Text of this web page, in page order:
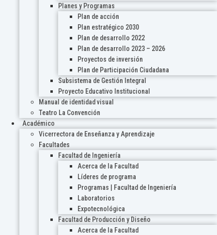
Planes y Programas
Plan de acción
Plan estratégico 2030
Plan de desarrollo 2022
Plan de desarrollo 2023 – 2026
Proyectos de inversión
Plan de Participación Ciudadana
Subsistema de Gestión Integral
Proyecto Educativo Institucional
Manual de identidad visual
Teatro La Convención
Académico
Vicerrectora de Enseñanza y Aprendizaje
Facultades
Facultad de Ingeniería
Acerca de la Facultad
Líderes de programa
Programas | Facultad de Ingeniería
Laboratorios
Expotecnológica
Facultad de Producción y Diseño
Acerca de la Facultad